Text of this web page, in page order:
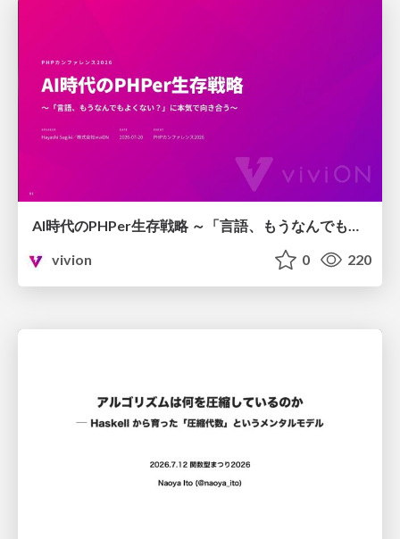
AI時代のPHPer生存戦略 ～「言語、もうなんでもよくない？」に本気で向き合う～
vivion
0 220